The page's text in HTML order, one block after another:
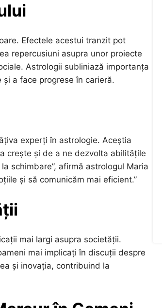
Efectele acestui tranzit pot
repercusiuni asupra unor proiecte
Astrologii subliniază importanța
a face progrese în carieră.
experți în astrologie. Aceștia
crește și de a ne dezvolta abilitățile
schimbare”, afirmă astrologul Maria
și să comunicăm mai eficient.”
mai largi asupra societății.
mai implicați în discuții despre
și inovația, contribuind la